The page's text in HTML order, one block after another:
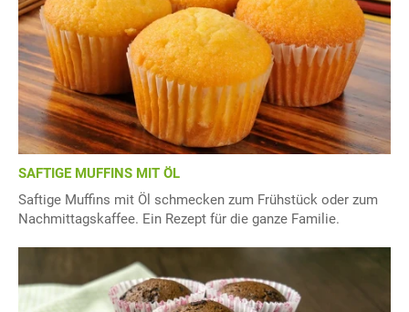
SAFTIGE MUFFINS MIT ÖL
Saftige Muffins mit Öl schmecken zum Frühstück oder zum
Nachmittagskaffee. Ein Rezept für die ganze Familie.